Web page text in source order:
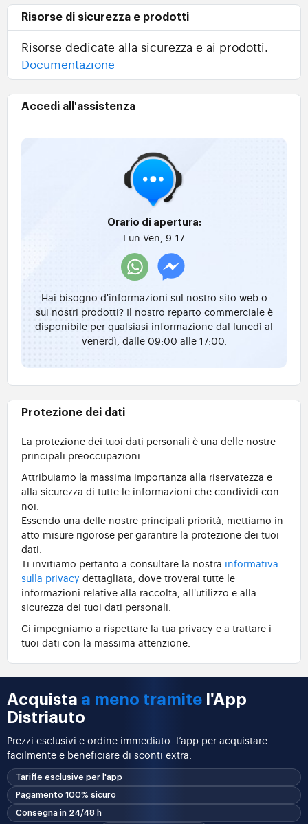
Risorse di sicurezza e prodotti
Risorse dedicate alla sicurezza e ai prodotti.
Documentazione
Accedi all'assistenza
Orario di apertura:
Lun-Ven, 9-17
Hai bisogno d'informazioni sul nostro sito web o
sui nostri prodotti? Il nostro reparto commerciale è
disponibile per qualsiasi informazione dal lunedì al
venerdì, dalle 09:00 alle 17:00.
Protezione dei dati
La protezione dei tuoi dati personali è una delle nostre
principali preoccupazioni.
Attribuiamo la massima importanza alla riservatezza e
alla sicurezza di tutte le informazioni che condividi con
noi.
Essendo una delle nostre principali priorità, mettiamo in
atto misure rigorose per garantire la protezione dei tuoi
dati.
Ti invitiamo pertanto a consultare la nostra informativa
sulla privacy dettagliata, dove troverai tutte le
informazioni relative alla raccolta, all'utilizzo e alla
sicurezza dei tuoi dati personali.
Ci impegniamo a rispettare la tua privacy e a trattare i
tuoi dati con la massima attenzione.
Acquista a meno tramite l'App
Distriauto
Prezzi esclusivi e ordine immediato: l’app per acquistare
facilmente e beneficiare di sconti extra.
Tariffe esclusive per l'app
Pagamento 100% sicuro
Consegna in 24/48 h